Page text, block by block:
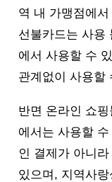
역 내 가맹점에
선불카드는 사용
에서 사용할 수
관계없이 사용할
반면 온라인 쇼
에서는 사용할
인 결제가 아니라
있으며, 지역사